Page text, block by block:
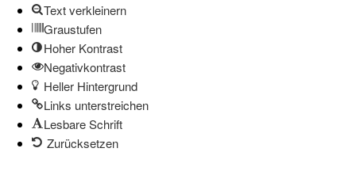
Text verkleinern
Graustufen
Hoher Kontrast
Negativkontrast
Heller Hintergrund
Links unterstreichen
Lesbare Schrift
Zurücksetzen